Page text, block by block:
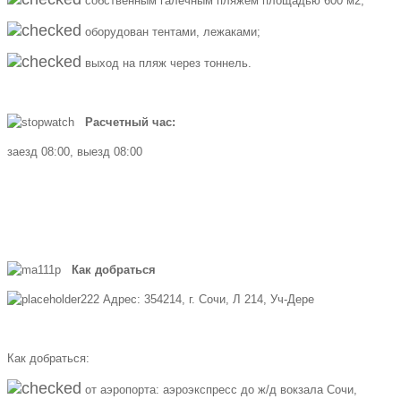
оборудован тентами, лежаками;
выход на пляж через тоннель.
Расчетный час:
заезд 08:00, выезд 08:00
Как добраться
Адрес: 354214, г. Сочи, Л 214, Уч-Дере
Как добраться:
от аэропорта: аэроэкспресс до ж/д вокзала Сочи,